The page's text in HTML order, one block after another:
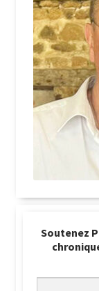
Soutenez